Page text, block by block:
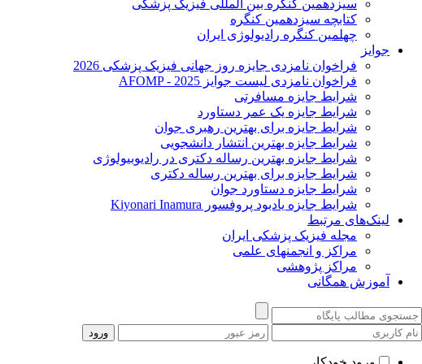
سیزدهمین کنگره بین المللی فیزیک پزشکی
کتابچه سیزدهمین کنگره
چهلمین کنگره رادیولوژی ایران
جوایز
فراخوان نامزدی جایزه روز جهانی فیزیک پزشکی 2026
فراخوان نامزدی لیست جوایز AFOMP - 2025
شرایط جایزه مسافرتی
شرایط جایزه یک عمر دستاورد
شرایط جایزه برای بهترین رهبری جوان
شرایط جایزه بهترین انتشار دانشجویی
شرایط جایزه بهترین رساله دکتری در رادیوبیولوژی
شرایط جایزه برای بهترین رساله دکتری
شرایط جایزه دستاورد جوان
شرایط جایزه یادبود پروفسور Kiyonari Inamura
لینک‌های مرتبط
مجله فیزیک پزشکی ایران
مراکز و انجمنهای علمی
مراکز پژوهشی
آموزش همگانی